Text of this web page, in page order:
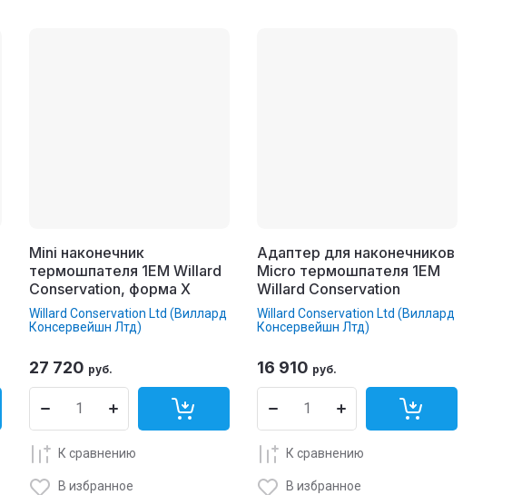
Mini наконечник
термошпателя 1EM Willard
Conservation, форма X
Willard Conservation Ltd (Виллард
Консервейшн Лтд)
27 720 руб.
К сравнению
В избранное
Адаптер для наконечников
Micro термошпателя 1EM
Willard Conservation
Willard Conservation Ltd (Виллард
Консервейшн Лтд)
16 910 руб.
К сравнению
В избранное